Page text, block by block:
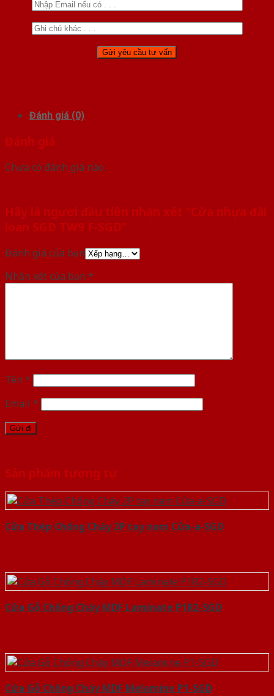
Đánh giá (0)
Đánh giá
Chưa có đánh giá nào.
Hãy là người đầu tiên nhận xét “Cửa nhựa đài
loan SGD TW9 F-SGD”
Đánh giá của bạn
Nhận xét của bạn *
Tên *
Email *
Sản phẩm tương tự
Cửa Thép Chống Cháy 2P tay nam Cửa-a-SGD
Cửa Gỗ Chống Cháy MDF Laminate P1R2-SGD
Cửa Gỗ Chống Cháy MDF Melamine P1-SGD